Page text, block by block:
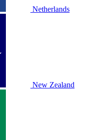
Netherlands
New Zealand